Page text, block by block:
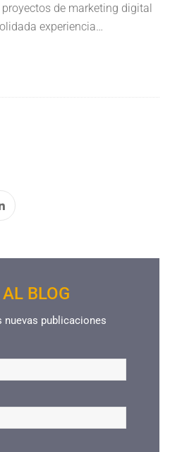
de marketing digital
experiencia…
BLOG
nuevas publicaciones